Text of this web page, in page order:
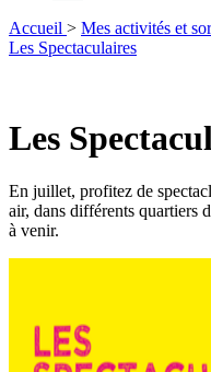
Accueil > Mes activités et
Les Spectaculaires
Les
En juillet, profitez de
air, dans différents quartiers
à venir.